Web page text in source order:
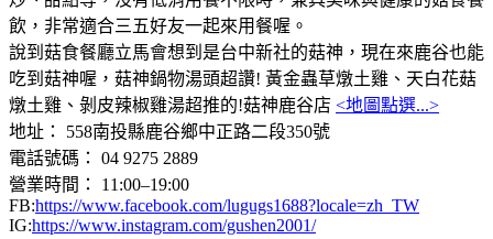
飲，非常適合三五好友一起來用餐喔。
說到菇食餐廳立馬會想到是台中新社的菇神，現在來鹿谷也能
吃到菇神喔，菇神鍋物湯頭超讚! 黃金蟲草燉土雞、天白花菇
燉土雞、剝皮辣椒雞湯超推的!菇神鹿谷店 <地圖點選...>
地址： 558南投縣鹿谷鄉中正路二段350號
電話號碼： 04 9275 2889
營業時間： 11:00–19:00
FB:https://www.facebook.com/lugugs1688?locale=zh_TW
IG:https://www.instagram.com/gushen2001/